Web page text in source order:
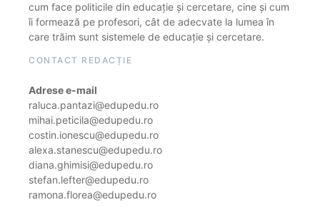
cum face politicile din educație și cercetare, cine și cum
îi formează pe profesori, cât de adecvate la lumea în
care trăim sunt sistemele de educație și cercetare.
CONTACT REDACȚIE
Adrese e-mail
raluca.pantazi@edupedu.ro
mihai.peticila@edupedu.ro
costin.ionescu@edupedu.ro
alexa.stanescu@edupedu.ro
diana.ghimisi@edupedu.ro
stefan.lefter@edupedu.ro
ramona.florea@edupedu.ro